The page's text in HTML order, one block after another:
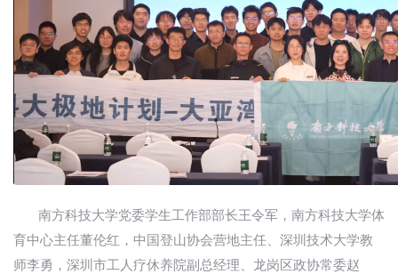
南方科技大学党委学生工作部部长王令军，南方科技大学体
育中心主任董伦红，中国登山协会营地主任、深圳技术大学教
师李勇，深圳市工人疗休养院副总经理、龙岗区政协常委赵